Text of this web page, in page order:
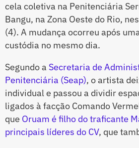
cela coletiva na Penitenciária
Bangu, na Zona Oeste do Rio,
(4). A mudança ocorreu após
custódia no mesmo dia.
Segundo a Secretaria de
Penitenciária (Seap), o artista
individual e passou a dividir
ligados à facção Comando
que Oruam é filho do traficante
principais líderes do CV, que